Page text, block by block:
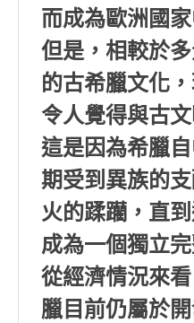
而成為歐洲國
但是，相較於
的古希臘文化
令人覺得與古
這是因為希臘
期受到異族的
火的蹂躪，直
成為一個獨立
從經濟情況來
臘目前仍屬於